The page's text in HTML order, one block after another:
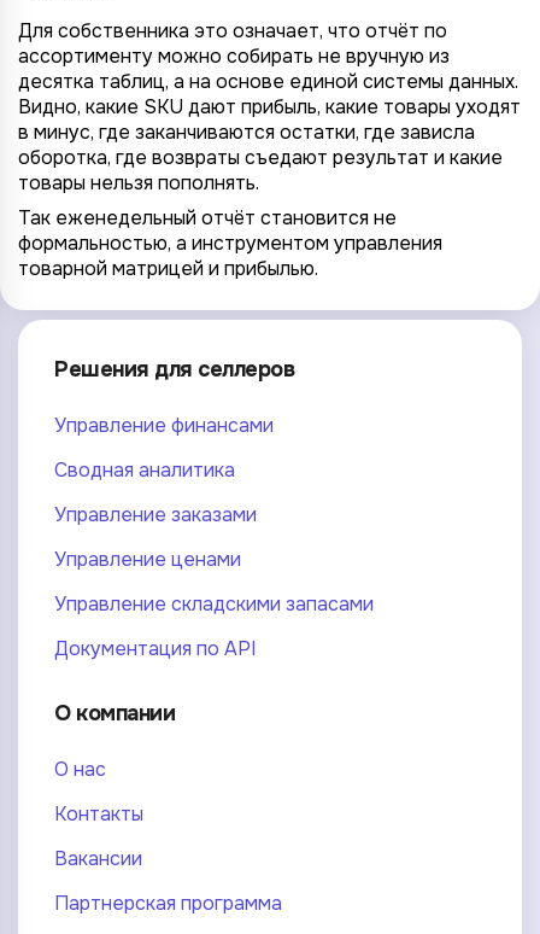
Для собственника это означает, что отчёт по
ассортименту можно собирать не вручную из
десятка таблиц, а на основе единой системы данных.
Видно, какие SKU дают прибыль, какие товары уходят
в минус, где заканчиваются остатки, где зависла
оборотка, где возвраты съедают результат и какие
товары нельзя пополнять.
Так еженедельный отчёт становится не
формальностью, а инструментом управления
товарной матрицей и прибылью.
Решения для селлеров
Управление финансами
Сводная аналитика
Управление заказами
Управление ценами
Управление складскими запасами
Документация по API
О компании
О нас
Контакты
Вакансии
Партнерская программа